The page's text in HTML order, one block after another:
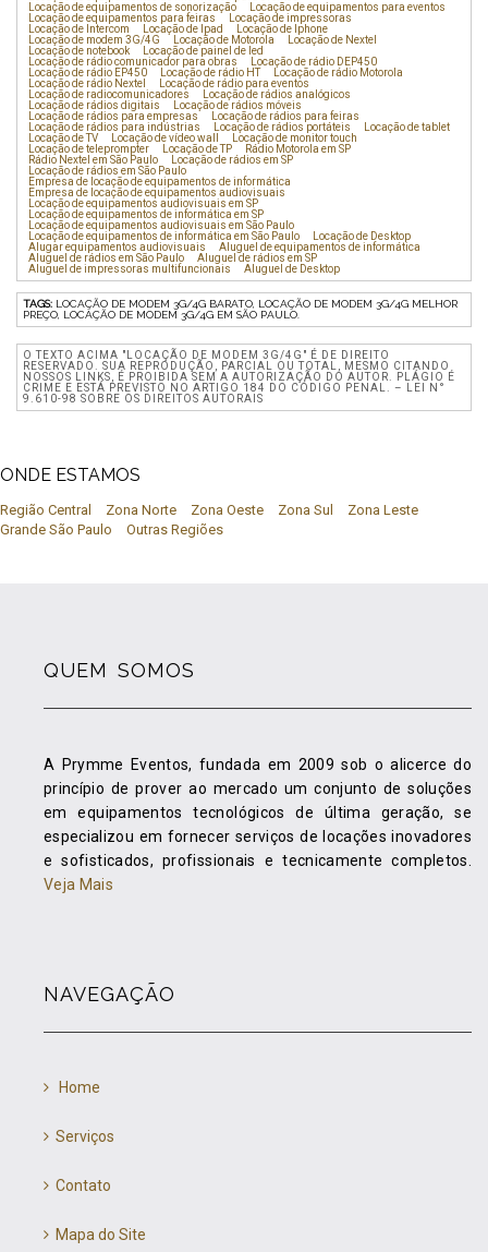
Locação de equipamentos de sonorização
Locação de equipamentos para eventos
Locação de equipamentos para feiras
Locação de impressoras
Locação de Intercom
Locação de Ipad
Locação de Iphone
Locação de modem 3G/4G
Locação de Motorola
Locação de Nextel
Locação de notebook
Locação de painel de led
Locação de rádio comunicador para obras
Locação de rádio DEP450
Locação de rádio EP450
Locação de rádio HT
Locação de rádio Motorola
Locação de rádio Nextel
Locação de rádio para eventos
Locação de radiocomunicadores
Locação de rádios analógicos
Locação de rádios digitais
Locação de rádios móveis
Locação de rádios para empresas
Locação de rádios para feiras
Locação de rádios para indústrias
Locação de rádios portáteis
Locação de tablet
Locação de TV
Locação de vídeo wall
Locação de monitor touch
Locação de teleprompter
Locação de TP
Rádio Motorola em SP
Rádio Nextel em São Paulo
Locação de rádios em SP
Locação de rádios em São Paulo
Empresa de locação de equipamentos de informática
Empresa de locação de equipamentos audiovisuais
Locação de equipamentos audiovisuais em SP
Locação de equipamentos de informática em SP
Locação de equipamentos audiovisuais em São Paulo
Locação de equipamentos de informática em São Paulo
Locação de Desktop
Alugar equipamentos audiovisuais
Aluguel de equipamentos de informática
Aluguel de rádios em São Paulo
Aluguel de rádios em SP
Aluguel de impressoras multifuncionais
Aluguel de Desktop
TAGS: LOCAÇÃO DE MODEM 3G/4G BARATO, LOCAÇÃO DE MODEM 3G/4G MELHOR
PREÇO, LOCAÇÃO DE MODEM 3G/4G EM SÃO PAULO.
O TEXTO ACIMA "LOCAÇÃO DE MODEM 3G/4G" É DE DIREITO
RESERVADO. SUA REPRODUÇÃO, PARCIAL OU TOTAL, MESMO CITANDO
NOSSOS LINKS, É PROIBIDA SEM A AUTORIZAÇÃO DO AUTOR. PLÁGIO É
CRIME E ESTÁ PREVISTO NO ARTIGO 184 DO CÓDIGO PENAL. – LEI N°
9.610-98 SOBRE OS DIREITOS AUTORAIS
ONDE ESTAMOS
Região Central Zona Norte Zona Oeste Zona Sul
Zona Leste
Grande São Paulo
Outras Regiões
QUEM SOMOS
A Prymme Eventos, fundada em 2009 sob o alicerce do
princípio de prover ao mercado um conjunto de soluções
em equipamentos tecnológicos de última geração, se
especializou em fornecer serviços de locações inovadores
e sofisticados, profissionais e tecnicamente completos.
Veja Mais
NAVEGAÇÃO
Home
Serviços
Contato
Mapa do Site